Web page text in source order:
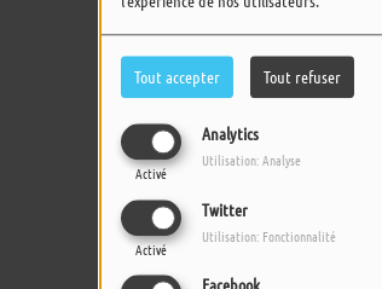
Tout accepter Tout refuser
Analytics
Activé
Utilisation: Analyse
Twitter
Activé
Utilisation: Fonctionnalité